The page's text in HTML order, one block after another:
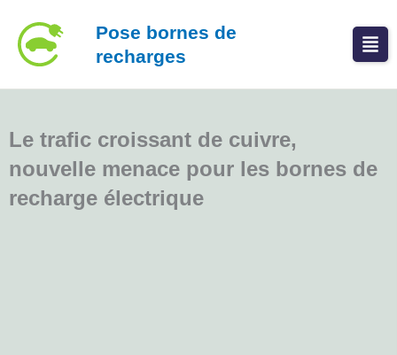
contenu
Pose bornes de
recharges
Le trafic croissant de cuivre,
nouvelle menace pour les bornes de
recharge électrique